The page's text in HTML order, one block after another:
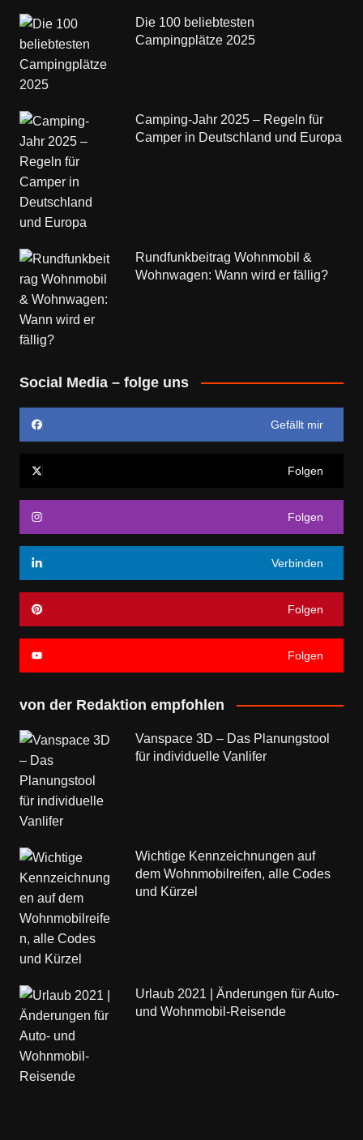
Die 100 beliebtesten
Campingplätze 2025
Camping-Jahr 2025 – Regeln für
Camper in Deutschland und Europa
Rundfunkbeitrag Wohnmobil &
Wohnwagen: Wann wird er fällig?
Social Media – folge uns
Gefällt mir
Folgen
Folgen
Verbinden
Folgen
Folgen
von der Redaktion empfohlen
Vanspace 3D – Das Planungstool
für individuelle Vanlifer
Wichtige Kennzeichnungen auf
dem Wohnmobilreifen, alle Codes
und Kürzel
Urlaub 2021 | Änderungen für Auto-
und Wohnmobil-Reisende